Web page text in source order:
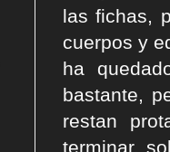
las fichas,
cuerpos y
ha
bastante,
restan
terminar,